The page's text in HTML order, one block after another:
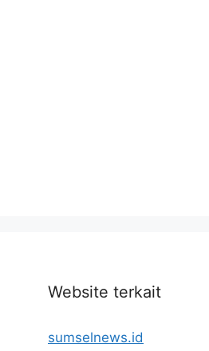
Website terkait
sumselnews.id